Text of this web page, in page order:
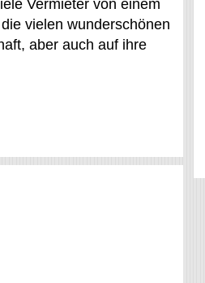
Vermieter von einem
vielen wunderschönen
aber auch auf ihre